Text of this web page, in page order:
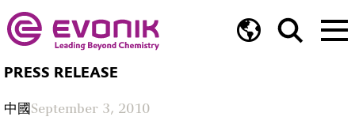
PRESS RELEASE
中國September 3, 2010